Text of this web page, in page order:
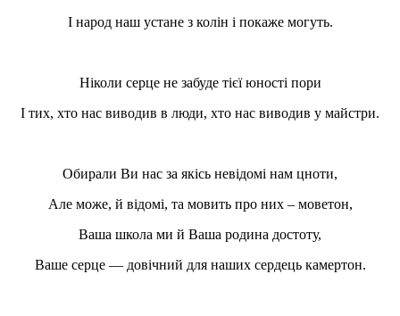
І народ наш устане з колін і покаже могуть.
Ніколи серце не забуде тієї юності пори
І тих, хто нас виводив в люди, хто нас виводив у майстри.
Обирали Ви нас за якісь невідомі нам цноти,
Але може, й відомі, та мовить про них – моветон,
Ваша школа ми й Ваша родина достоту,
Ваше серце — довічний для наших сердець камертон.